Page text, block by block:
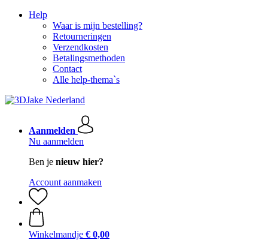
Help
Waar is mijn bestelling?
Retourneringen
Verzendkosten
Betalingsmethoden
Contact
Alle help-thema`s
Aanmelden
Nu aanmelden
Ben je nieuw hier?
Account aanmaken
Winkelmandje € 0,00